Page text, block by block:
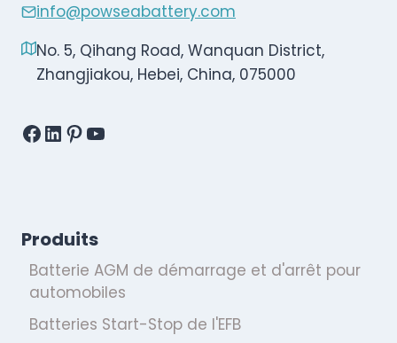
info@powseabattery.com
No. 5, Qihang Road, Wanquan District,
Zhangjiakou, Hebei, China, 075000
Facebook
LinkedIn
Pinterest
YouTube
Produits
Batterie AGM de démarrage et d'arrêt pour
automobiles
Batteries Start-Stop de l'EFB